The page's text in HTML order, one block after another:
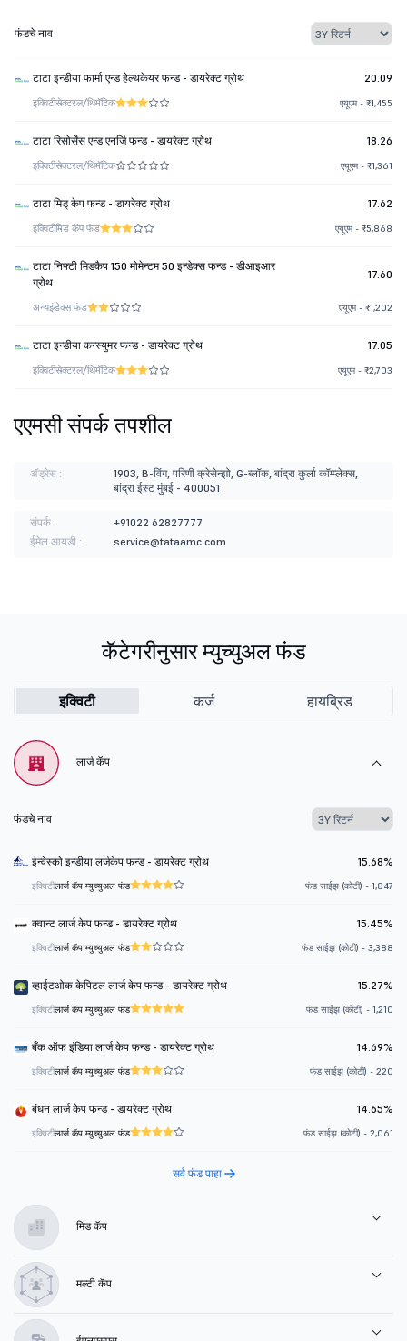
फंडचे नाव
टाटा इन्डीया फार्मा एन्ड हेल्थकेयर फन्ड - डायरेक्ट ग्रोथ 20.09
इक्विटीसेक्टरल/थिमॅटिक एयूएम - ₹1,455
टाटा रिसोर्सेस एन्ड एनर्जि फन्ड - डायरेक्ट ग्रोथ 18.26
इक्विटीसेक्टरल/थिमॅटिक एयूएम - ₹1,361
टाटा मिड् केप फन्ड - डायरेक्ट ग्रोथ 17.62
इक्विटीमिड कॅप फंड एयूएम - ₹5,868
टाटा निफ्टी मिडकैप 150 मोमेन्टम 50 इन्डेक्स फन्ड - डीआइआर
ग्रोथ
17.60
अन्यइंडेक्स फंड एयूएम - ₹1,202
टाटा इन्डीया कन्स्युमर फन्ड - डायरेक्ट ग्रोथ 17.05
इक्विटीसेक्टरल/थिमॅटिक एयूएम - ₹2,703
एएमसी संपर्क तपशील
ॲड्रेस :
1903, B-विंग, परिणी क्रेसेन्झो, G-ब्लॉक, बांद्रा कुर्ला कॉम्प्लेक्स,
बांद्रा ईस्ट मुंबई - 400051
संपर्क :
+91022 62827777
ईमेल आयडी :
service@tataamc.com
कॅटेगरीनुसार म्युच्युअल फंड
इक्विटी कर्ज हायब्रिड
लार्ज कॅप
फंडचे नाव
ईन्वेस्को इन्डीया लर्जकेप फन्ड - डायरेक्ट ग्रोथ 15.68%
इक्विटीलार्ज कॅप म्युच्युअल फंड फंड साईझ (कोटी) - 1,847
क्वान्ट लार्ज केप फन्ड - डायरेक्ट ग्रोथ 15.45%
इक्विटीलार्ज कॅप म्युच्युअल फंड फंड साईझ (कोटी) - 3,388
व्हाईटओक केपिटल लार्ज केप फन्ड - डायरेक्ट ग्रोथ 15.27%
इक्विटीलार्ज कॅप म्युच्युअल फंड फंड साईझ (कोटी) - 1,210
बँक ऑफ इंडिया लार्ज केप फन्ड - डायरेक्ट ग्रोथ 14.69%
इक्विटीलार्ज कॅप म्युच्युअल फंड फंड साईझ (कोटी) - 220
बंधन लार्ज केप फन्ड - डायरेक्ट ग्रोथ 14.65%
इक्विटीलार्ज कॅप म्युच्युअल फंड फंड साईझ (कोटी) - 2,061
सर्व फंड पाहा
मिड कॅप
मल्टी कॅप